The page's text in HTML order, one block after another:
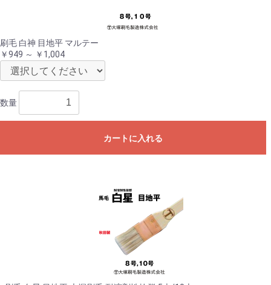
刷毛 白神 目地平 マルテー
￥949 ～ ￥1,004
数量
カートに入れる